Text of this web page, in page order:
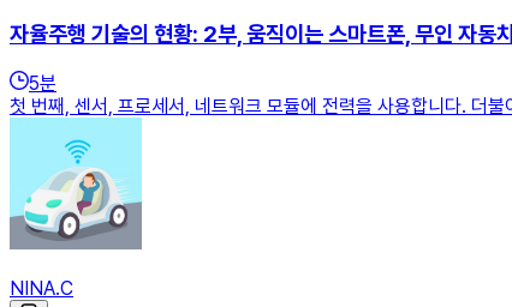
자율주행 기술의 현황: 2부, 움직이는 스마트폰, 무인 자동
5분
첫 번째, 센서, 프로세서, 네트워크 모듈에 전력을 사용합니다. 더
NINA.C